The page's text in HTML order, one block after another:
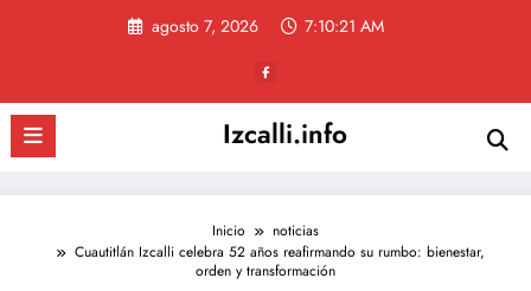
agosto 7, 2026 7:10:22 AM
Izcalli.info
Inicio
noticias
Cuautitlán Izcalli celebra 52 años reafirmando su rumbo: bienestar,
orden y transformación